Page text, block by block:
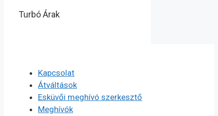
Turbó Árak
Kapcsolat
Átváltások
Esküvői meghívó szerkesztő
Meghívók